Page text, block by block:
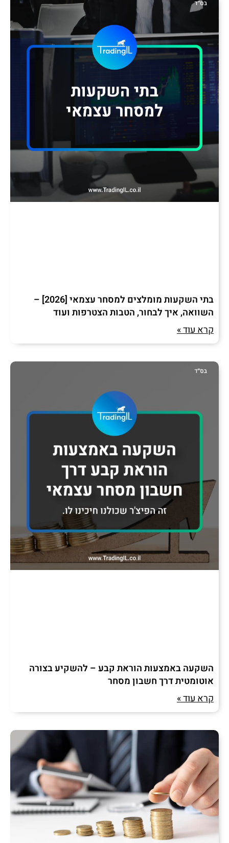
בתי השקעות מומלצים למסחר עצמאי [2026] –
השוואה, איך לבחור, הטבות הצטרפות ועוד
קרא עוד »
השקעה באמצעות הוראת קבע – להשקיע בצורה
אוטומטית דרך חשבון מסחר
קרא עוד »